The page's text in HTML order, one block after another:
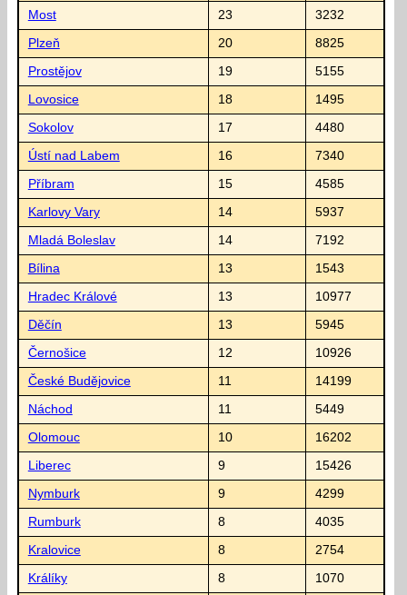
Most 23 3232
Plzeň 20 8825
Prostějov 19 5155
Lovosice 18 1495
Sokolov 17 4480
Ústí nad Labem 16 7340
Příbram 15 4585
Karlovy Vary 14 5937
Mladá Boleslav 14 7192
Bílina 13 1543
Hradec Králové 13 10977
Děčín 13 5945
Černošice 12 10926
České Budějovice 11 14199
Náchod 11 5449
Olomouc 10 16202
Liberec 9 15426
Nymburk 9 4299
Rumburk 8 4035
Kralovice 8 2754
Králíky 8 1070